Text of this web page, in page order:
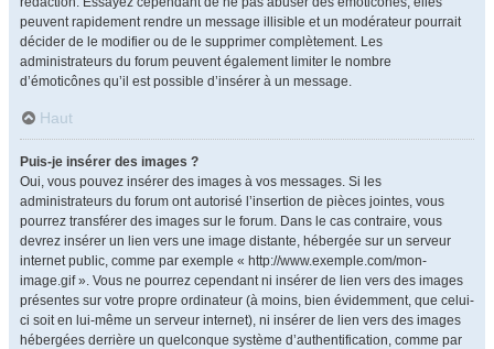
peuvent rapidement rendre un message illisible et un modérateur pourrait
décider de le modifier ou de le supprimer complètement. Les
administrateurs du forum peuvent également limiter le nombre
d’émoticônes qu’il est possible d’insérer à un message.
Haut
Puis-je insérer des images ?
Oui, vous pouvez insérer des images à vos messages. Si les
administrateurs du forum ont autorisé l’insertion de pièces jointes, vous
pourrez transférer des images sur le forum. Dans le cas contraire, vous
devrez insérer un lien vers une image distante, hébergée sur un serveur
internet public, comme par exemple « http://www.exemple.com/mon-
image.gif ». Vous ne pourrez cependant ni insérer de lien vers des images
présentes sur votre propre ordinateur (à moins, bien évidemment, que celui-
ci soit en lui-même un serveur internet), ni insérer de lien vers des images
hébergées derrière un quelconque système d’authentification, comme par